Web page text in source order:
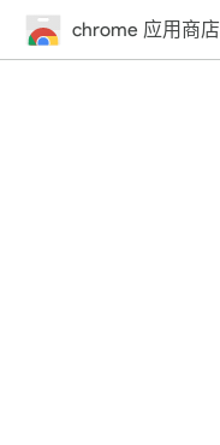
chrome 应用商店